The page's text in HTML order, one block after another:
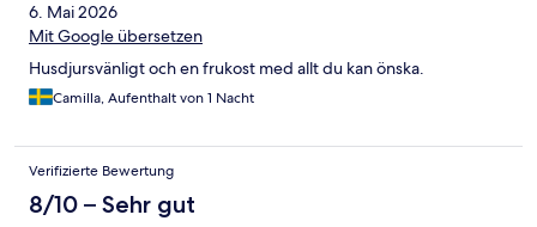
6. Mai 2026
Mit Google übersetzen
Husdjursvänligt och en frukost med allt du kan önska.
Camilla, Aufenthalt von 1 Nacht
Verifizierte Bewertung
8/10 – Sehr gut